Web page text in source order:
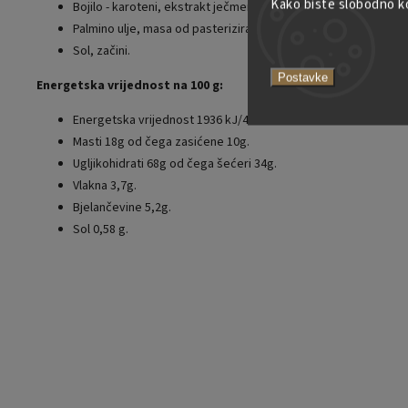
Kako biste slobodno
Postavke
Bojilo - karoteni, ekstrakt ječmenog slada.
Palmino ulje, masa od pasteriziranih jaja, sredstvo za dizanje.
Sol, začini.
Energetska vrijednost na 100 g:
Energetska vrijednost 1936 kJ/461 kcal.
Masti 18g od čega zasićene 10g.
Ugljikohidrati 68g od čega šećeri 34g.
Vlakna 3,7g.
Bjelančevine 5,2g.
Sol 0,58 g.